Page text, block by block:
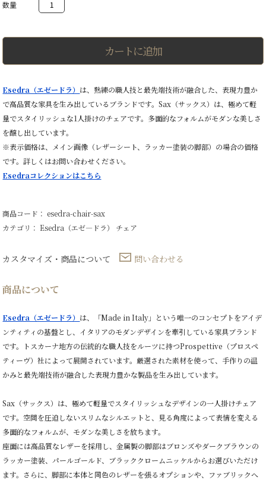
ッ
ス
ア
カートに追加
Esedra（エゼードラ） は、熟練の職人技と最先端技術が融合した、表現力豊か
で高品質な家具を生み出しているブランドです。Sax（サックス）は、極めて軽
量でスタイリッシュな1人掛けのチェアです。多面的なフォルムがモダンな美しさ
を醸し出しています。
※表示価格は、メイン画像（レザーシート、ラッカー塗装の脚部）の場合の価格
です。詳しくはお問い合わせください。
Esedraコレクションはこちら
商品コード： esedra-chair-sax
カテゴリ：Esedra（エゼ―ドラ） チェア
カスタマイズ・商品について 問い合わせる
商品について
Esedra（エゼードラ） は、「Made in Italy」という唯一のコンセプトをアイデ
ンティティの基盤とし、イタリアのモダンデザインを牽引している家具ブランド
です。トスカーナ地方の伝統的な職人技をルーツに持つProspettive（プロスペ
ティーヴ）社によって展開されています。厳選された素材を使って、手作りの温
かみと最先端技術が融合した表現力豊かな製品を生み出しています。
Sax（サックス）は、極めて軽量でスタイリッシュなデザインの一人掛けチェア
です。空間を圧迫しないスリムなシルエットと、見る角度によって表情を変える
多面的なフォルムが、モダンな美しさを放ちます。
座面には高品質なレザーを採用し、金属製の脚部はブロンズやダークブラウンの
ラッカー塗装、パールゴールド、ブラッククロームニッケルからお選びいただけ
ます。さらに、脚部に本体と同色のレザーを張るオプションや、ファブリックへ